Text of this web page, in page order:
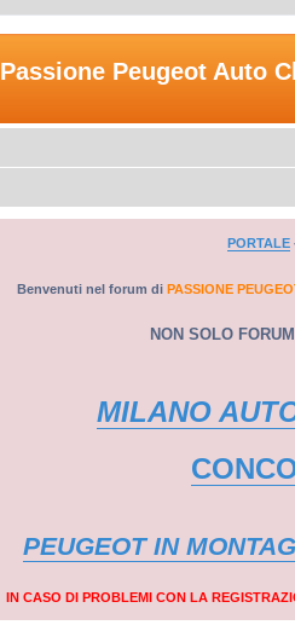
Passione Peugeot Auto
PORTALE
Benvenuti nel forum di PASSIONE
NON SOLO
MILANO
PEUGEOT IN
IN CASO DI PROBLEMI CON LA